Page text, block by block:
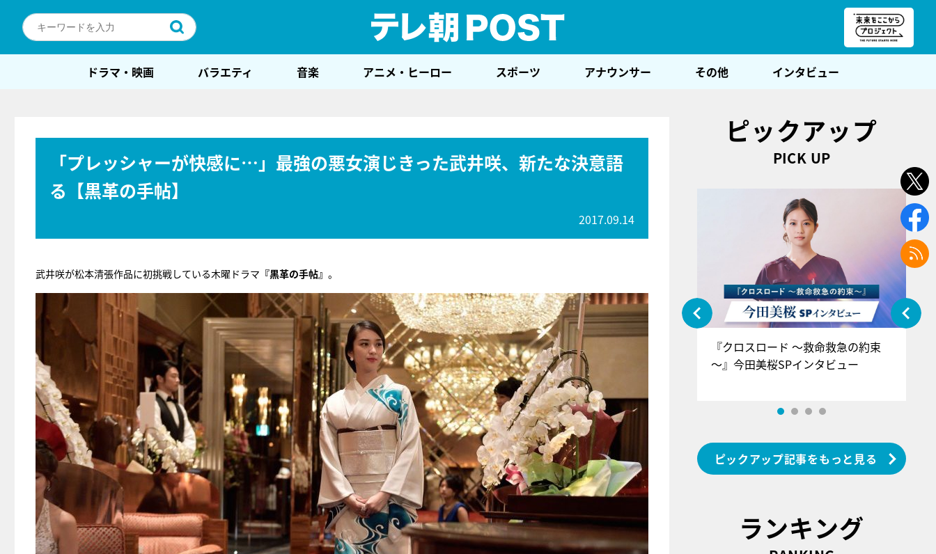
ドラマ・映画 バラエティ 音楽 アニメ・ヒーロー スポーツ アナウンサー その他 インタビュー
「プレッシャーが快感に…」最強の悪女演じきった武井咲、新たな決意語
る【黒革の手帖】
2017.09.14
武井咲が松本清張作品に初挑戦している木曜ドラマ 『黒革の手帖』 。
ピックアップ
PICK UP
『アイ＝ラブ！げーみんぐ』＝LOV
E齋藤樹愛羅＆佐々木舞香SPインタ
ビュー
『クロスロード ～救命救急の約束
～』今田美桜SPインタビュー
ピックアップ記事をもっと見る
ランキング